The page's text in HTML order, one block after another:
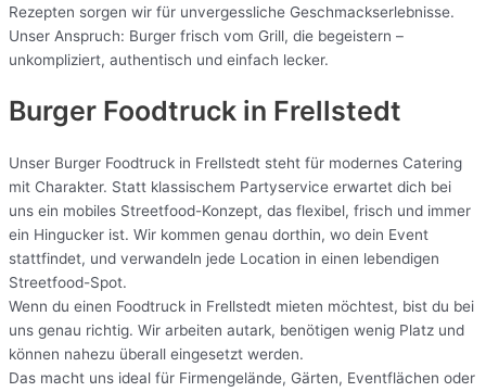
Rezepten sorgen wir für unvergessliche Geschmackserlebnisse.
Unser Anspruch: Burger frisch vom Grill, die begeistern –
unkompliziert, authentisch und einfach lecker.
Burger Foodtruck in Frellstedt
Unser Burger Foodtruck in Frellstedt steht für modernes Catering
mit Charakter. Statt klassischem Partyservice erwartet dich bei
uns ein mobiles Streetfood-Konzept, das flexibel, frisch und immer
ein Hingucker ist. Wir kommen genau dorthin, wo dein Event
stattfindet, und verwandeln jede Location in einen lebendigen
Streetfood-Spot.
Wenn du einen Foodtruck in Frellstedt mieten möchtest, bist du bei
uns genau richtig. Wir arbeiten autark, benötigen wenig Platz und
können nahezu überall eingesetzt werden.
Das macht uns ideal für Firmengelände, Gärten, Eventflächen oder